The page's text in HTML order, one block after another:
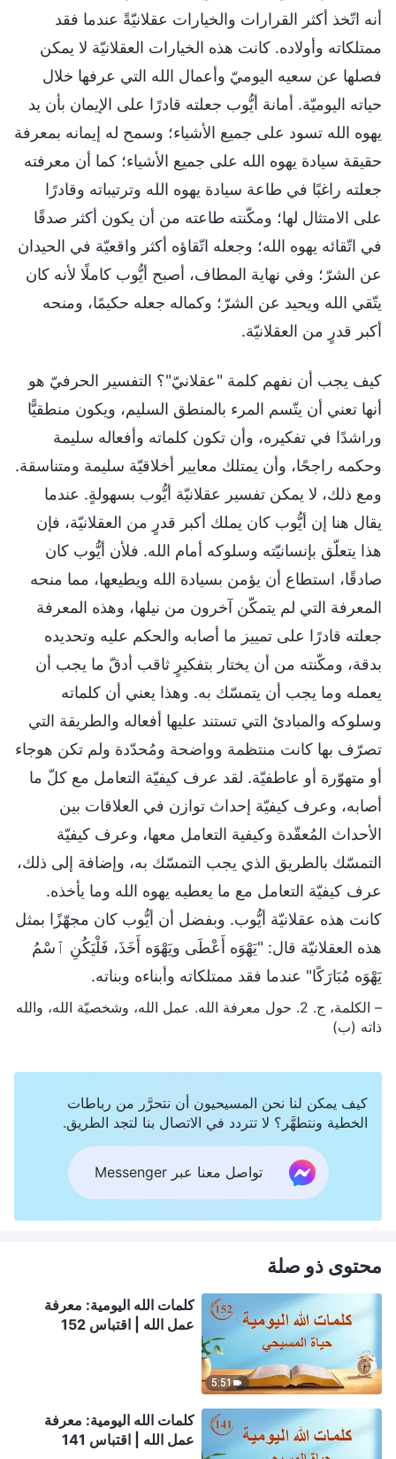
أنه اتّخذ أكثر القرارات والخيارات عقلانيّةً عندما فقد
ممتلكاته وأولاده. كانت هذه الخيارات العقلانيّة لا يمكن
فصلها عن سعيه اليوميّ وأعمال الله التي عرفها خلال
حياته اليوميّة. أمانة أيُّوب جعلته قادرًا على الإيمان بأن يد
يهوه الله تسود على جميع الأشياء؛ وسمح له إيمانه بمعرفة
حقيقة سيادة يهوه الله على جميع الأشياء؛ كما أن معرفته
جعلته راغبًا في طاعة سيادة يهوه الله وترتيباته وقادرًا
على الامتثال لها؛ ومكّنته طاعته من أن يكون أكثر صدقًا
في اتّقائه يهوه الله؛ وجعله اتّقاؤه أكثر واقعيّة في الحيدان
عن الشرّ؛ وفي نهاية المطاف، أصبح أيُّوب كاملًا لأنه كان
يتّقي الله ويحيد عن الشرّ؛ وكماله جعله حكيمًا، ومنحه
أكبر قدرٍ من العقلانيّة.
كيف يجب أن نفهم كلمة "عقلانيّ"؟ التفسير الحرفيّ هو
أنها تعني أن يتّسم المرء بالمنطق السليم، ويكون منطقيًّا
وراشدًا في تفكيره، وأن تكون كلماته وأفعاله سليمة
وحكمه راجحًا، وأن يمتلك معايير أخلاقيّة سليمة ومتناسقة.
ومع ذلك، لا يمكن تفسير عقلانيّة أيُّوب بسهولةٍ. عندما
يقال هنا إن أيُّوب كان يملك أكبر قدرٍ من العقلانيّة، فإن
هذا يتعلّق بإنسانيّته وسلوكه أمام الله. فلأن أيُّوب كان
صادقًا، استطاع أن يؤمن بسيادة الله ويطيعها، مما منحه
المعرفة التي لم يتمكّن آخرون من نيلها، وهذه المعرفة
جعلته قادرًا على تمييز ما أصابه والحكم عليه وتحديده
بدقة، ومكّنته من أن يختار بتفكيرٍ ثاقب أدقّ ما يجب أن
يعمله وما يجب أن يتمسّك به. وهذا يعني أن كلماته
وسلوكه والمبادئ التي تستند عليها أفعاله والطريقة التي
تصرّف بها كانت منتظمة وواضحة ومُحدّدة ولم تكن هوجاء
أو متهوّرة أو عاطفيّة. لقد عرف كيفيّة التعامل مع كلّ ما
أصابه، وعرف كيفيّة إحداث توازن في العلاقات بين
الأحداث المُعقّدة وكيفية التعامل معها، وعرف كيفيّة
التمسّك بالطريق الذي يجب التمسّك به، وإضافة إلى ذلك،
عرف كيفيّة التعامل مع ما يعطيه يهوه الله وما يأخذه.
كانت هذه عقلانيّة أيُّوب. وبفضل أن أيُّوب كان مجهّزًا بمثل
هذه العقلانيّة قال: "يَهْوَه أَعْطَى ويَهْوَه أَخَذَ، فَلْيَكُنِ ٱسْمُ
يَهْوَه مُبَارَكًا" عندما فقد ممتلكاته وأبناءه وبناته.
– الكلمة، ج. 2. حول معرفة الله. عمل الله، وشخصيّة الله، والله
ذاته (ب)
كيف يمكن لنا نحن المسيحيون أن نتحرَّر من رباطات
الخطية ونتطهَّر؟ لا تتردد في الاتصال بنا لتجد الطريق.
تواصل معنا عبر Messenger
محتوى ذو صلة
5:51
كلمات الله اليومية: معرفة
عمل الله | اقتباس 152
كلمات الله اليومية: معرفة
عمل الله | اقتباس 141